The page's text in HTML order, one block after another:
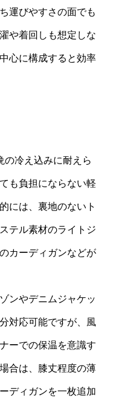
運びやすさの面でも
や着回しも想定しな
心に構成すると効率
の冷え込みに耐えら
も負担にならない軽
には、裏地のないト
テル素材のライトジ
カーディガンなどが
ンやデニムジャケッ
対応可能ですが、風
ーでの保温を意識す
合は、膝丈程度の薄
ディガンを一枚追加